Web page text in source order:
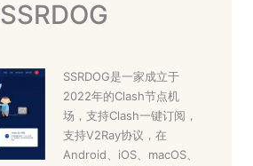
SSRDOG
SSRDOG是一家成立于
2022年的Clash节点机
场，支持Clash一键订阅，
支持V2Ray协议，在
Android、iOS、macOS、